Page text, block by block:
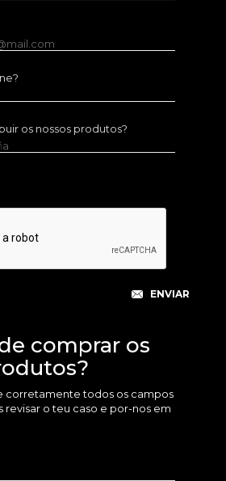
os nossos produtos?
comprar os
corretamente todos os campos
revisar o teu caso e por-nos em